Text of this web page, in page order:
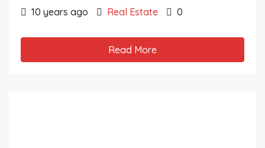
10 years ago Real Estate 0
Read More